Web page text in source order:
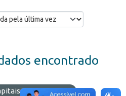
encontrado
Estrangeiros